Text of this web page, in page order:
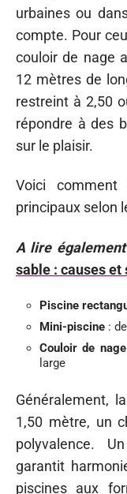
urbaines ou
compte. Pour
couloir de nage
12 mètres de
restreint à 2,50
répondre à des
sur le plaisir.
Voici
principaux selon
A lire
sable : causes
Piscine
Mini-piscine :
Couloir de nage
large
Généralement,
1,50 mètre, un
polyvalence.
garantit
piscines aux